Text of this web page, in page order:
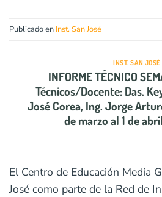
Publicado en Inst. San José
INST. SAN JOSÉ
INFORME TÉCNICO
Técnicos/Docente: Das.
José Corea, Ing. Jorge
de marzo al 1 de
El Centro de Educación Media
José como parte de la Red de